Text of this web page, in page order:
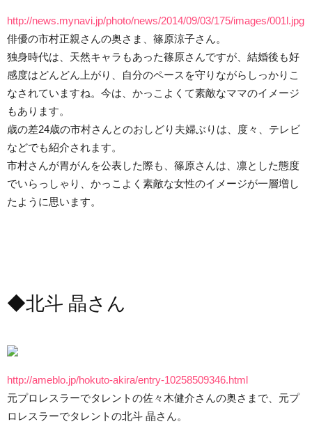
http://news.mynavi.jp/photo/news/2014/09/03/175/images/001l.jpg
俳優の市村正親さんの奥さま、篠原涼子さん。
独身時代は、天然キャラもあった篠原さんですが、結婚後も好
感度はどんどん上がり、自分のペースを守りながらしっかりこ
なされていますね。今は、かっこよくて素敵なママのイメージ
もあります。
歳の差24歳の市村さんとのおしどり夫婦ぶりは、度々、テレビ
などでも紹介されます。
市村さんが胃がんを公表した際も、篠原さんは、凛とした態度
でいらっしゃり、かっこよく素敵な女性のイメージが一層増し
たように思います。
◆北斗 晶さん
http://ameblo.jp/hokuto-akira/entry-10258509346.html
元プロレスラーでタレントの佐々木健介さんの奥さまで、元プ
ロレスラーでタレントの北斗 晶さん。